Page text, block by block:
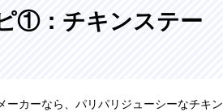
①：チキンステー
ーカーなら、パリパリジューシーなチキン